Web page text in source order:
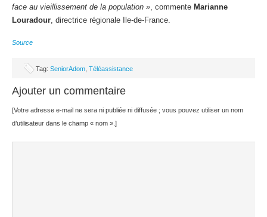
face au vieillissement de la population », commente Marianne
Louradour, directrice régionale Ile-de-France.
Source
Tag: SeniorAdom, Téléassistance
Ajouter un commentaire
[Votre adresse e-mail ne sera ni publiée ni diffusée ; vous pouvez utiliser un nom
d’utilisateur dans le champ « nom ».]